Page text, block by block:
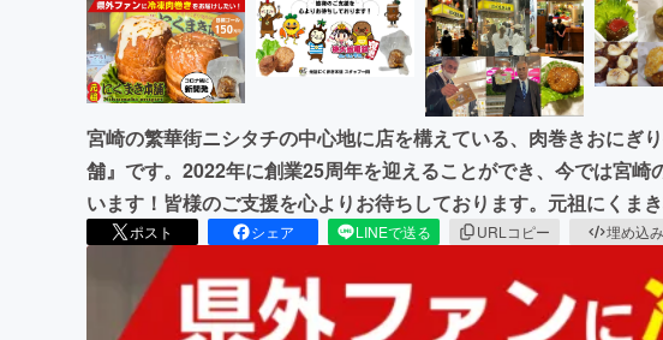
宮崎の繁華街ニシタチの中心地に店を構えている、肉巻きおにぎ
舗』です。2022年に創業25周年を迎えることができ、今では宮崎
います！皆様のご支援を心よりお待ちしております。元祖にくま
ポスト シェア LINEで送る URLコピー 埋め込み